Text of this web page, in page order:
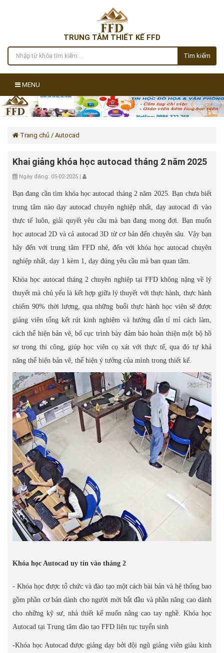
TRUNG TÂM THIẾT KẾ FFD
Tìm kiếm
MENU
Trang chủ / Autocad
Khai giảng khóa học autocad tháng 2 năm 2025
Ngày đăng: 05-02-2025 |
Bạn đang cần tìm khóa học autocad tháng 2 năm 2025. Bạn chưa biết
trung tâm nào dạy autocad chuyên nghiệp nhất, dạy autocad đi vào
thực tế luôn, giải quyết yêu cầu mà bạn đang mong đợi. Bạn muốn
học autocad 2D và cả autocad 3D từ cơ bản đến chuyên sâu. Vậy bạn
hãy đến với trung tâm FFD nhé, đến với khóa học autocad chuyên
nghiệp nhất, dạy 1 kèm 1, dạy đúng yêu cầu mà bạn quan tâm.
Khóa học autocad tháng 2 chuyên nghiệp tại FFD không nặng về lý
thuyết mà chủ yếu là kết hợp giữa lý thuyết với thực hành, thực hành
chiếm 90% thời lượng, qua những buổi thực hành học viên sẽ được
giảng viên tổng kết rút kinh nghiệm và hướng dẫn tỉ mỉ cách làm,
cách thể hiện bản vẽ, bố cục trình bày đảm bảo hoàn thiện một bộ hồ
sơ trong thi công, giúp học viên cọ xát với thực tế, qua đó tự khả
năng thể hiện bản vẽ, thể hiện ý tưởng của mình trong thiết kế.
Khóa học Autocad uy tín vào tháng 2
- Khóa học được tổ chức và đào tạo một cách bài bản và hệ thống bao
gồm phần cơ bản dành cho người mới bắt đầu và phần nâng cao dành
cho những kỹ sư, nhà thiết kế muốn nâng cao tay nghề. Khóa học
Autocad tại Trung tâm đào tạo FFD liên tục tuyển sinh
-Khóa học Autocad được giảng dạy bởi đội ngũ giảng viên giàu kinh